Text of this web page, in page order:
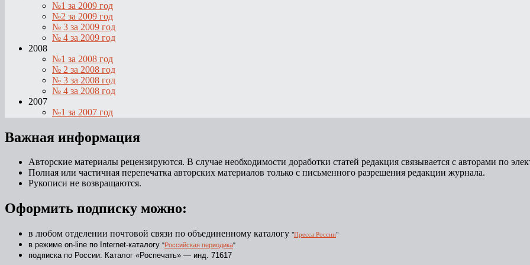
№1 за 2009 год
№2 за 2009 год
№ 3 за 2009 год
№ 4 за 2009 год
2008
№1 за 2008 год
№ 2 за 2008 год
№ 3 за 2008 год
№ 4 за 2008 год
2007
№1 за 2007 год
Важная информация
Авторские материалы рецензируются. В случае необходимости доработки статей редакция связывается с авторами по
Полная или частичная перепечатка авторских материалов только с письменного разрешения редакции журнала.
Рукописи не возвращаются.
Оформить подписку можно:
в любом отделении почтовой связи по объединенному каталогу "Пресса России"
в режиме on-line по Internet-каталогу "Российская периодика"
подписка по России: Каталог «Роспечать» — инд. 71617